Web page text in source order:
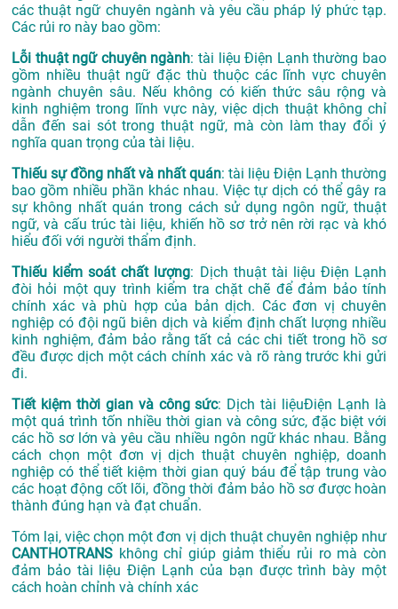
các thuật ngữ chuyên ngành và yêu cầu pháp lý phức tạp.
Các rủi ro này bao gồm:
Lỗi thuật ngữ chuyên ngành: tài liệu Điện Lạnh thường bao
gồm nhiều thuật ngữ đặc thù thuộc các lĩnh vực chuyên
ngành chuyên sâu. Nếu không có kiến thức sâu rộng và
kinh nghiệm trong lĩnh vực này, việc dịch thuật không chỉ
dẫn đến sai sót trong thuật ngữ, mà còn làm thay đổi ý
nghĩa quan trọng của tài liệu.
Thiếu sự đồng nhất và nhất quán: tài liệu Điện Lạnh thường
bao gồm nhiều phần khác nhau. Việc tự dịch có thể gây ra
sự không nhất quán trong cách sử dụng ngôn ngữ, thuật
ngữ, và cấu trúc tài liệu, khiến hồ sơ trở nên rời rạc và khó
hiểu đối với người thẩm định.
Thiếu kiểm soát chất lượng: Dịch thuật tài liệu Điện Lạnh
đòi hỏi một quy trình kiểm tra chặt chẽ để đảm bảo tính
chính xác và phù hợp của bản dịch. Các đơn vị chuyên
nghiệp có đội ngũ biên dịch và kiểm định chất lượng nhiều
kinh nghiệm, đảm bảo rằng tất cả các chi tiết trong hồ sơ
đều được dịch một cách chính xác và rõ ràng trước khi gửi
đi.
Tiết kiệm thời gian và công sức: Dịch tài liệuĐiện Lạnh là
một quá trình tốn nhiều thời gian và công sức, đặc biệt với
các hồ sơ lớn và yêu cầu nhiều ngôn ngữ khác nhau. Bằng
cách chọn một đơn vị dịch thuật chuyên nghiệp, doanh
nghiệp có thể tiết kiệm thời gian quý báu để tập trung vào
các hoạt động cốt lõi, đồng thời đảm bảo hồ sơ được hoàn
thành đúng hạn và đạt chuẩn.
Tóm lại, việc chọn một đơn vị dịch thuật chuyên nghiệp như
CANTHOTRANS không chỉ giúp giảm thiểu rủi ro mà còn
đảm bảo tài liệu Điện Lạnh của bạn được trình bày một
cách hoàn chỉnh và chính xác